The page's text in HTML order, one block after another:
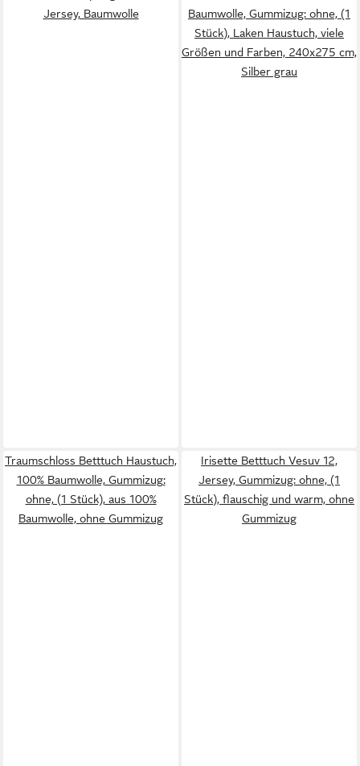
Jersey, Baumwolle
Baumwolle, Gummizug: ohne, (1
Stück), Laken Haustuch, viele
Größen und Farben, 240x275 cm,
Silber grau
Traumschloss Betttuch Haustuch,
100% Baumwolle, Gummizug:
ohne, (1 Stück), aus 100%
Baumwolle, ohne Gummizug
Irisette Betttuch Vesuv 12,
Jersey, Gummizug: ohne, (1
Stück), flauschig und warm, ohne
Gummizug